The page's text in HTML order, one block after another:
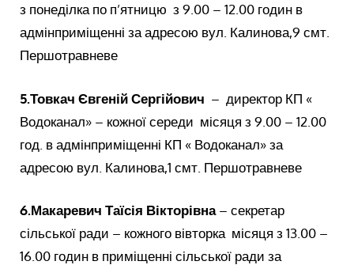
з понеділка по п’ятницю з 9.00 – 12.00 годин в
адмінприміщенні за адресою вул. Калинова,9 смт.
Першотравневе
5.Товкач Євгеній Сергійович – директор КП «
Водоканал» – кожної середи місяця з 9.00 – 12.00
год. в адмінприміщенні КП « Водоканал» за
адресою вул. Калинова,1 смт. Першотравневе
6.Макаревич Таїсія Вікторівна– секретар
сільської ради – кожного вівторка місяця з 13.00 –
16.00 годин в приміщенні сільської ради за